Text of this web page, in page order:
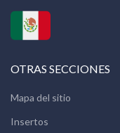
OTRAS SECCIONES
Mapa del sitio
Insertos